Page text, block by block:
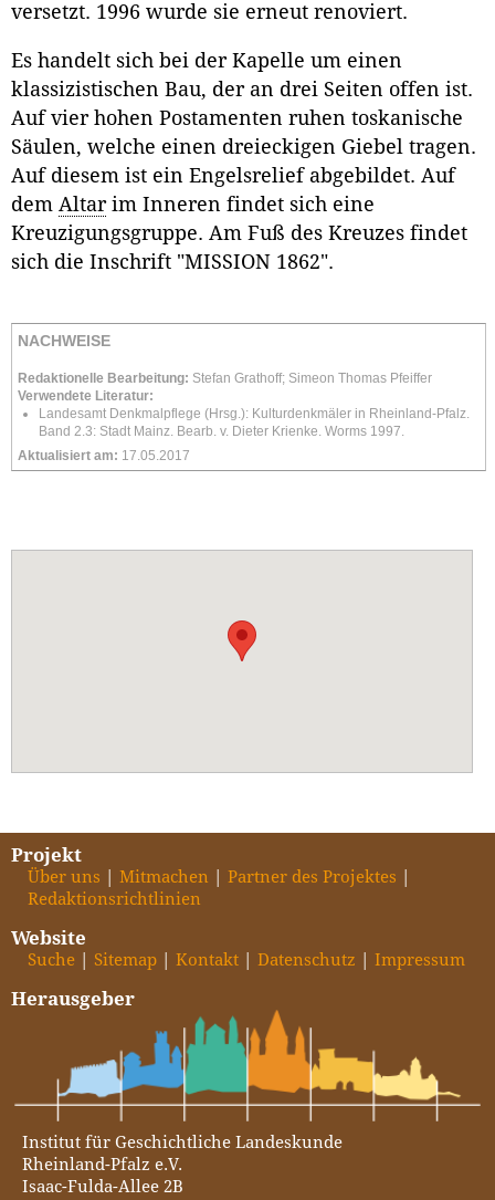
versetzt. 1996 wurde sie erneut renoviert.
Es handelt sich bei der Kapelle um einen
klassizistischen Bau, der an drei Seiten offen ist.
Auf vier hohen Postamenten ruhen toskanische
Säulen, welche einen dreieckigen Giebel tragen.
Auf diesem ist ein Engelsrelief abgebildet. Auf
dem Altarim Inneren findet sich eine
Kreuzigungsgruppe. Am Fuß des Kreuzes findet
sich die Inschrift "MISSION 1862".
NACHWEISE
Redaktionelle Bearbeitung: Stefan Grathoff; Simeon Thomas Pfeiffer
Verwendete Literatur:
Landesamt Denkmalpflege (Hrsg.): Kulturdenkmäler in Rheinland-Pfalz.
Band 2.3: Stadt Mainz. Bearb. v. Dieter Krienke. Worms 1997.
Aktualisiert am: 17.05.2017
Projekt
Über uns Mitmachen
Partner des Projektes
Redaktionsrichtlinien
Website
Suche Sitemap Kontakt Datenschutz Impressum
Herausgeber
Institut für Geschichtliche Landeskunde
Rheinland-Pfalz e.V.
Isaac-Fulda-Allee 2B